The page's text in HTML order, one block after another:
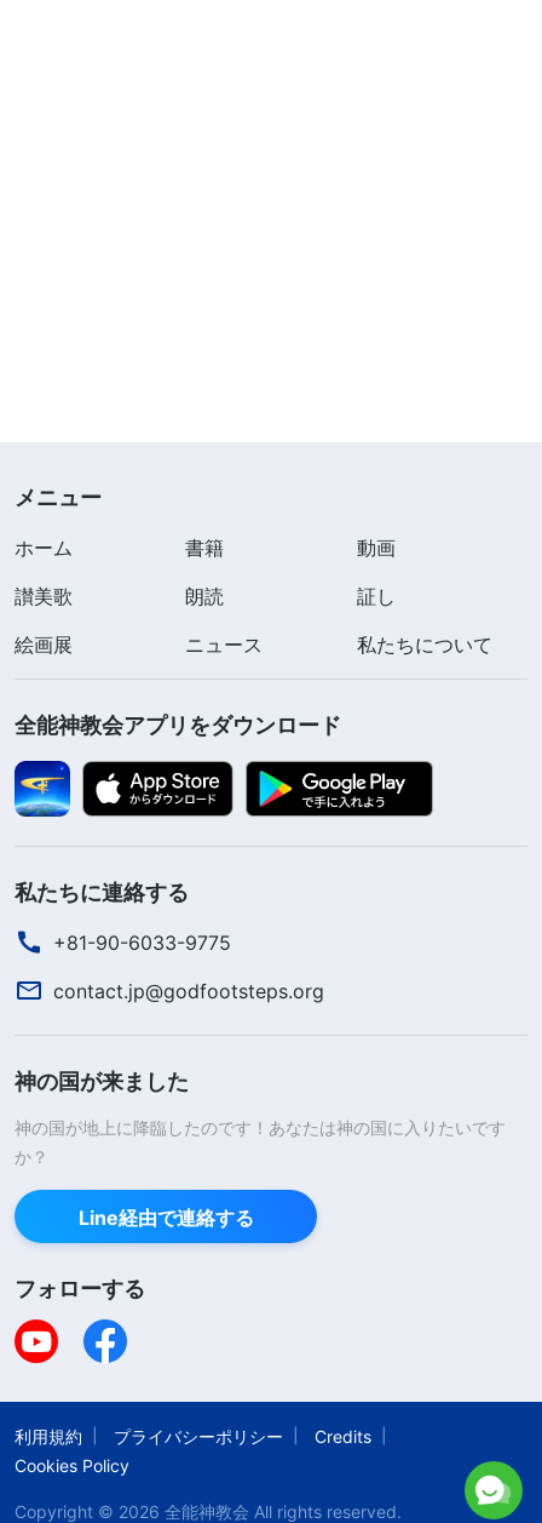
われていることの意味を完全に理解したわけではな
そういった人々の言うことはたいてい、どうしたら
神のお恵みを得られるかとか、私がひたすら神を信
じれば病気は治るといったことだったので、私は信
じていなかったのです。けれども全能神の御言葉は
はるかに実践的に思えたので、聞けば聞くほどもっ
と聞きたくなりました。
もらいました。この本には、宗教的な人々は神を信
じているが神を知らず、神に抵抗までしている、そ
のような人はしばしば日中に罪を犯して夜に告白す
妹二人はみなクリスチャンですが、この神の御言葉
通りの生き方をしていたからです。母たちは本当に
罪を犯したあとその罪を告白し、その後また罪を犯
す、といったことを繰り返していました。私の魂が
目覚めたのはその時です。これが本当に神の御声な
のかしら？もし神でないなら、その著者はどうして
宗教界のことをこれほどまでによく理解しているの
だろう？不信心者なら理解などできず、偉人や有名
人でもわからず、宗教的な人々さえも自分が神を信
じていながら神に抵抗していることに気づいていな
い。そう考えれば考えるほど、この本の御言葉は人
メニュー
ホーム 書籍
動画
讃美歌
朗読
証し
絵画展
ニュース 私たちについて
全能神教会アプリをダウンロード
私たちに連絡する
+81-90-6033-9775
contact.jp@godfootsteps.org
神の国が来ました
神の国が地上に降臨したのです！あなたは神の国に入りたいです
か？
Line経由で連絡する
フォローする
利用規約 プライバシーポリシー
Credits
Cookies Policy
Copyright © 2026 全能神教会 All rights reserved.